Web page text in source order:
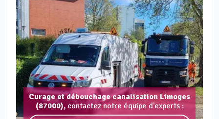
Curage et débouchage canalisation Limoges
(87000), contactez notre équipe d'experts :